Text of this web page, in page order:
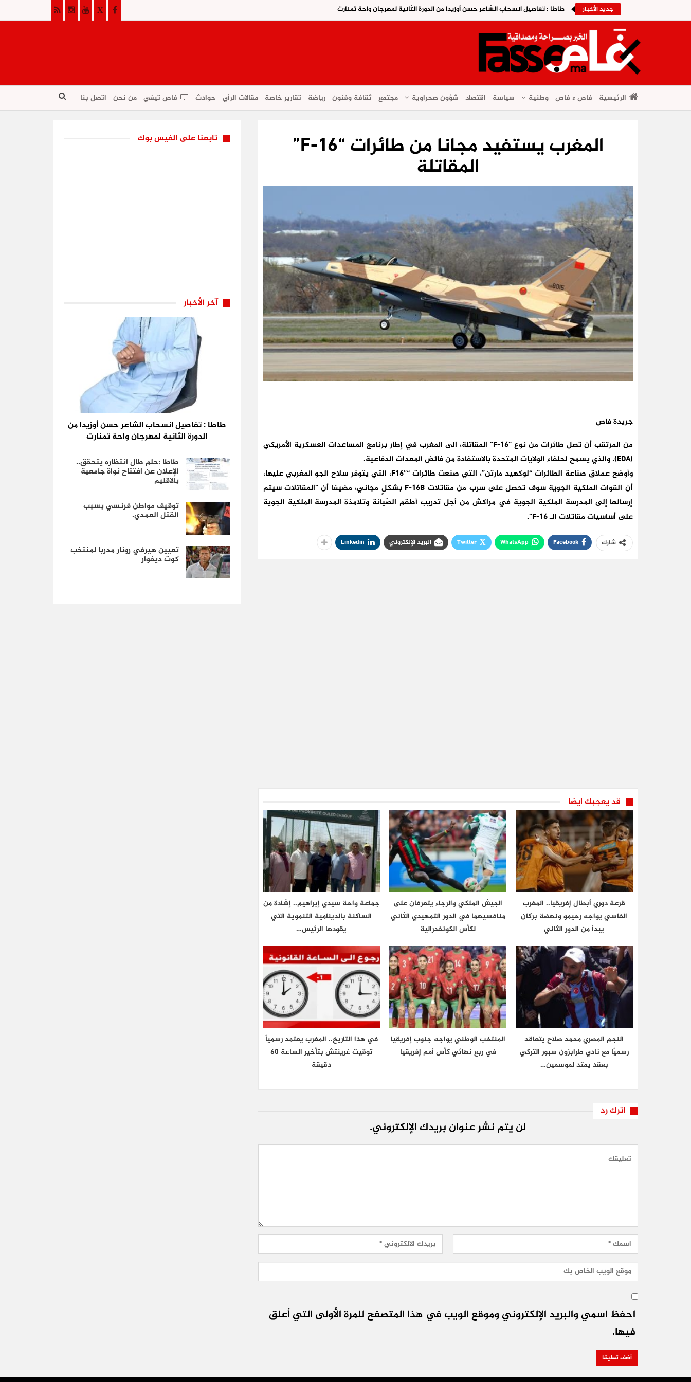
جديد الأخبار طاطا : تفاصيل انسحاب الشاعر حسن أوزيدا من الدورة الثانية لمهرجان واحة تمنارت
الرئيسية فاص ء فاص وطنية سياسة اقتصاد شؤون صحراوية مجتمع ثقافة وفنون رياضة تقارير خاصة مقالات الرأي حوادث فاص تيفي من نحن اتصل بنا
المغرب يستفيد مجانا من طائرات “F-16”
المقاتلة
جريدة فاص
من المرتقب أن تصل طائرات من نوع “F-16” المقاتلة، الى المغرب في إطار برنامج المساعدات العسكرية الأمريكي
(EDA)، والذي يسمح لحلفاء الولايات المتحدة بالاستفادة من فائض المعدات الدفاعية.
وأوضح عملاق صناعة الطائرات “لوكهيد مارتن”، التي صنعت طائرات “F16″، التي يتوفر سلاح الجو المغربي عليها،
أن القوات الملكية الجوية سوف تحصل على سرب من مقاتلات F-16B بشكلٍ مجاني، مضيفا أن “المقاتلات سيتم
إرسالها إلى المدرسة الملكية الجوية في مراكش من أجل تدريب أطقم الصّيانة وتلامذة المدرسة الملكية الجوية
على أساسيات مقاتلات الـ F-16”.
شارك Facebook
WhatsApp
Twitter البريد الإلكتروني Linkedin
قد يعجبك ايضا
قرعة دوري أبطال إفريقيا.. المغرب
الفاسي يواجه رحيمو ونهضة بركان
يبدأ من الدور الثاني
الجيش الملكي والرجاء يتعرفان على
منافسيهما في الدور التمهيدي الثاني
لكأس الكونفدرالية
جماعة واحة سيدي إبراهيم.. إشادة من
الساكنة بالدينامية التنموية التي
يقودها الرئيس…
النجم المصري محمد صلاح يتعاقد
رسميًا مع نادي طرابزون سبور التركي
بعقد يمتد لموسمين…
المنتخب الوطني يواجه جنوب إفريقيا
في ربع نهائي كأس أمم إفريقيا
في هذا التاريخ.. المغرب يعتمد رسمياً
توقيت غرينتش بتأخير الساعة 60
دقيقة
اترك رد
لن يتم نشر عنوان بريدك الإلكتروني.
احفظ اسمي والبريد الإلكتروني وموقع الويب في هذا المتصفح للمرة الأولى التي أعلق
فيها.
تابعنا على الفيس بوك
آخر الأخبار
طاطا : تفاصيل انسحاب الشاعر حسن أوزيدا من
الدورة الثانية لمهرجان واحة تمنارت
طاطا :حلم طال انتظاره يتحقق..
الإعلان عن افتتاح نواة جامعية
بالاقليم
توقيف مواطن فرنسي بسبب
القتل العمدي.
تعيين هيرفي رونار مدربا لمنتخب
كوت ديفوار